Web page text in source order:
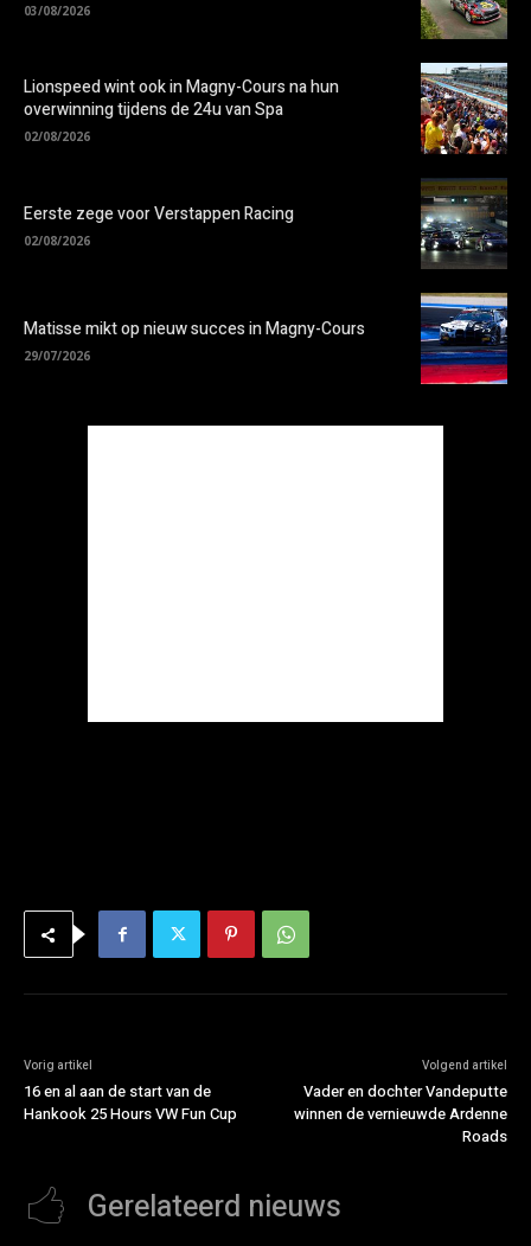
03/08/2026
Lionspeed wint ook in Magny-Cours na hun
overwinning tijdens de 24u van Spa
02/08/2026
Eerste zege voor Verstappen Racing
02/08/2026
Matisse mikt op nieuw succes in Magny-Cours
29/07/2026
Vorig artikel
16 en al aan de start van de
Hankook 25 Hours VW Fun Cup
Volgend artikel
Vader en dochter Vandeputte
winnen de vernieuwde Ardenne
Roads
Gerelateerd nieuws